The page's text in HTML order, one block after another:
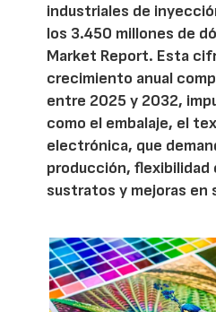
industriales de
los 3.450 millones de
Market Report. Esta
crecimiento anual
entre 2025 y 2032,
como el embalaje, el
electrónica, que
producción, flexibilidad
sustratos y mejoras en